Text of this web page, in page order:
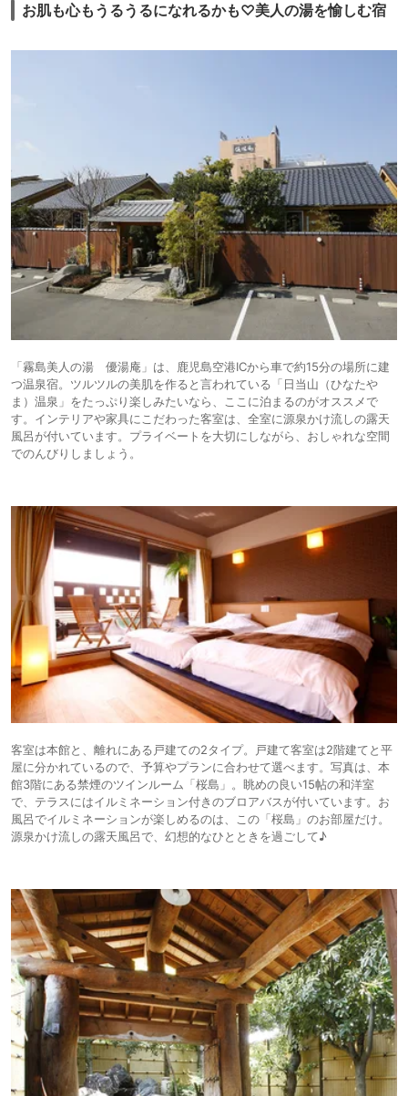
お肌も心もうるうるになれるかも♡美人の湯を愉しむ宿
「霧島美人の湯 優湯庵」は、鹿児島空港ICから車で約15分の場所に建
つ温泉宿。ツルツルの美肌を作ると言われている「日当山（ひなたや
ま）温泉」をたっぷり楽しみたいなら、ここに泊まるのがオススメで
す。インテリアや家具にこだわった客室は、全室に源泉かけ流しの露天
風呂が付いています。プライベートを大切にしながら、おしゃれな空間
でのんびりしましょう。
客室は本館と、離れにある戸建ての2タイプ。戸建て客室は2階建てと平
屋に分かれているので、予算やプランに合わせて選べます。写真は、本
館3階にある禁煙のツインルーム「桜島」。眺めの良い15帖の和洋室
で、テラスにはイルミネーション付きのブロアバスが付いています。お
風呂でイルミネーションが楽しめるのは、この「桜島」のお部屋だけ。
源泉かけ流しの露天風呂で、幻想的なひとときを過ごして♪